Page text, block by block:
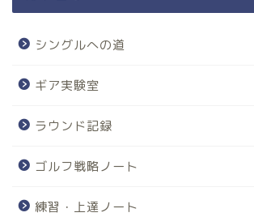
シングルへの道
ギア実験室
ラウンド記録
ゴルフ戦略ノート
練習・上達ノート